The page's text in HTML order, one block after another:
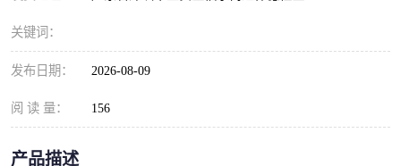
关键词：
发布日期： 2026-08-09
阅 读 量： 156
产品描述